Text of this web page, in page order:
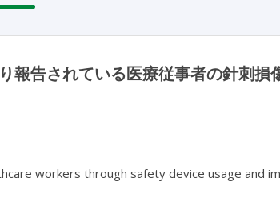
報告されている医療従事者の針刺損
workers through safety device usage and